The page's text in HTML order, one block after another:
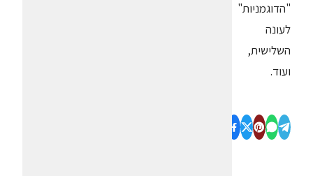
"הדוגמניות"
לעונה
השלישית,
ועוד.